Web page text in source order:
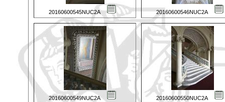
20160600545NUC2A 20160600546NUC2A
20160600549NUC2A 20160600550NUC2A